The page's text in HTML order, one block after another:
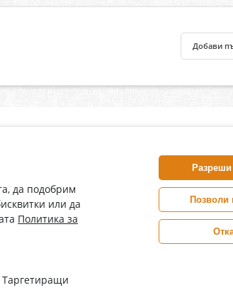
Добави
ePharm.bg е лицензирана онлайн аптека и
„Ванчева“, които повече от 30 години се
своите пациенти.
ePharm е лицензирана онлайн
Изпълнителна Агенция по
да подобрим
или да
Политика за
Позволи
Таргетиращи